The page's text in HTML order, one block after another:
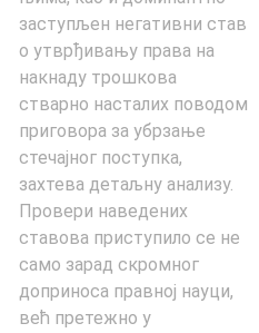
заступљен негативни став
о утврђивању права на
накнаду трошкова
стварно насталих поводом
приговора за убрзање
стечајног поступка,
захтева детаљну анализу.
Провери наведених
ставова приступило се не
само зарад скромног
доприноса правној науци,
већ претежно у